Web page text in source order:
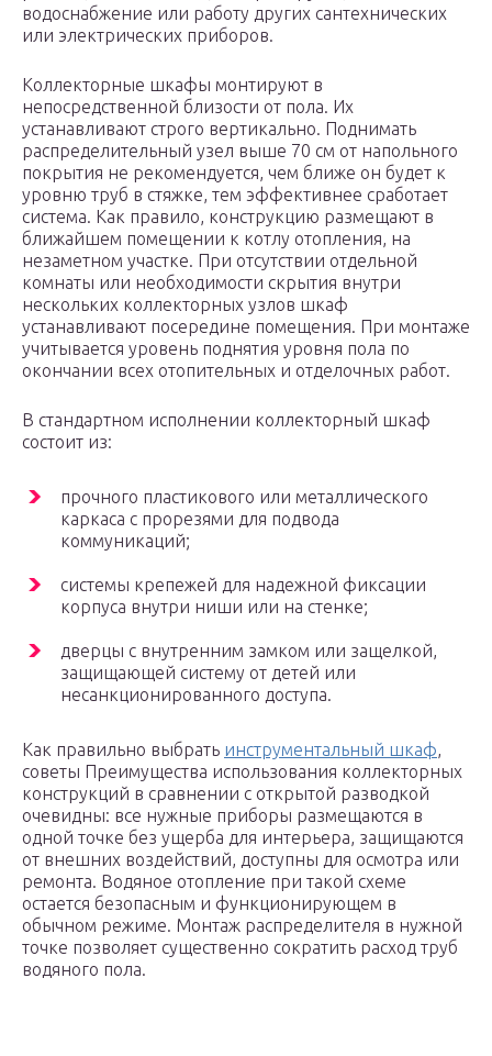
водоснабжение или работу других сантехнических
или электрических приборов.
Коллекторные шкафы монтируют в
непосредственной близости от пола. Их
устанавливают строго вертикально. Поднимать
распределительный узел выше 70 см от напольного
покрытия не рекомендуется, чем ближе он будет к
уровню труб в стяжке, тем эффективнее сработает
система. Как правило, конструкцию размещают в
ближайшем помещении к котлу отопления, на
незаметном участке. При отсутствии отдельной
комнаты или необходимости скрытия внутри
нескольких коллекторных узлов шкаф
устанавливают посередине помещения. При монтаже
учитывается уровень поднятия уровня пола по
окончании всех отопительных и отделочных работ.
В стандартном исполнении коллекторный шкаф
состоит из:
прочного пластикового или металлического
каркаса с прорезями для подвода
коммуникаций;
системы крепежей для надежной фиксации
корпуса внутри ниши или на стенке;
дверцы с внутренним замком или защелкой,
защищающей систему от детей или
несанкционированного доступа.
Как правильно выбрать инструментальный шкаф,
советы Преимущества использования коллекторных
конструкций в сравнении с открытой разводкой
очевидны: все нужные приборы размещаются в
одной точке без ущерба для интерьера, защищаются
от внешних воздействий, доступны для осмотра или
ремонта. Водяное отопление при такой схеме
остается безопасным и функционирующем в
обычном режиме. Монтаж распределителя в нужной
точке позволяет существенно сократить расход труб
водяного пола.